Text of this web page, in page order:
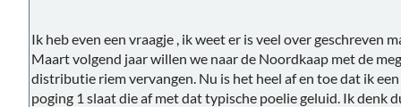
Ik heb even een vraagje , ik weet er is veel over geschreven
Maart volgend jaar willen we naar de Noordkaap met de
distributie riem vervangen. Nu is het heel af en toe dat ik
poging 1 slaat die af met dat typische poelie geluid. Ik denk